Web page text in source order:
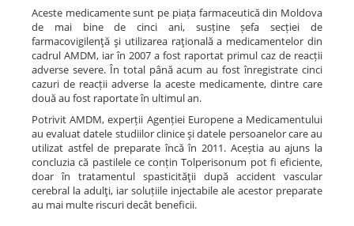
Aceste medicamente sunt pe piața farmaceutică din Moldova
de mai bine de cinci ani, susține șefa secției de
farmacovigilenţă şi utilizarea raţională a medicamentelor din
cadrul AMDM, iar în 2007 a fost raportat primul caz de reacții
adverse severe. În total până acum au fost înregistrate cinci
cazuri de reacții adverse la aceste medicamente, dintre care
două au fost raportate în ultimul an.
Potrivit AMDM, experții Agenției Europene a Medicamentului
au evaluat datele studiilor clinice şi datele persoanelor care au
utilizat astfel de preparate încă în 2011. Aceștia au ajuns la
concluzia că pastilele ce conțin Tolperisonum pot fi eficiente,
doar în tratamentul spasticităţii după accident vascular
cerebral la adulţi, iar soluțiile injectabile ale acestor preparate
au mai multe riscuri decât beneficii.